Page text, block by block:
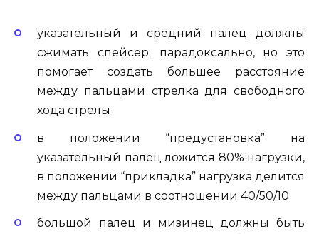
указательный и средний палец должны
сжимать спейсер: парадоксально, но это
помогает создать большее расстояние
между пальцами стрелка для свободного
хода стрелы
в положении “предустановка” на
указательный палец ложится 80% нагрузки,
в положении “прикладка” нагрузка делится
между пальцами в соотношении 40/50/10
большой палец и мизинец должны быть